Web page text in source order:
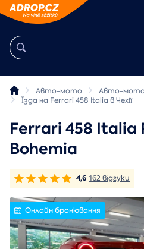
Авто-мото
Авто-
Їзда на Ferrari 458 Italia в Чехії
Ferrari 458 Italia
Bohemia
4,6 162 відгуки
Онлайн бронювання